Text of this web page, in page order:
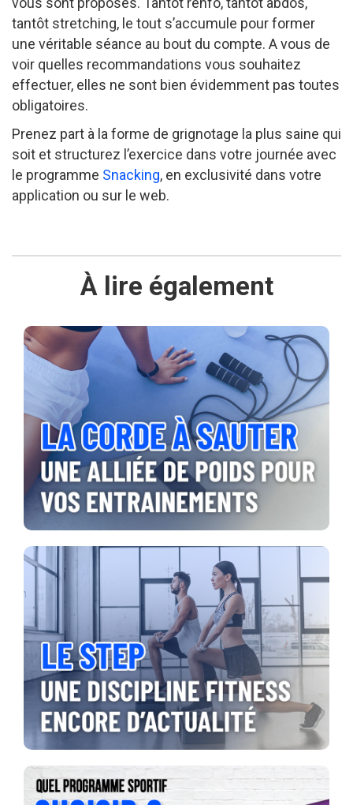
tantôt stretching, le tout s’accumule pour former
une véritable séance au bout du compte. A vous de
voir quelles recommandations vous souhaitez
effectuer, elles ne sont bien évidemment pas toutes
obligatoires.
Prenez part à la forme de grignotage la plus saine qui
soit et structurez l’exercice dans votre journée avec
le programme Snacking, en exclusivité dans votre
application ou sur le web.
À lire également